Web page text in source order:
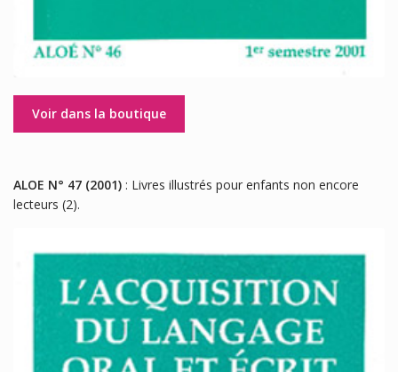
Voir dans la boutique
ALOE N° 47 (2001) : Livres illustrés pour enfants non encore
lecteurs (2).